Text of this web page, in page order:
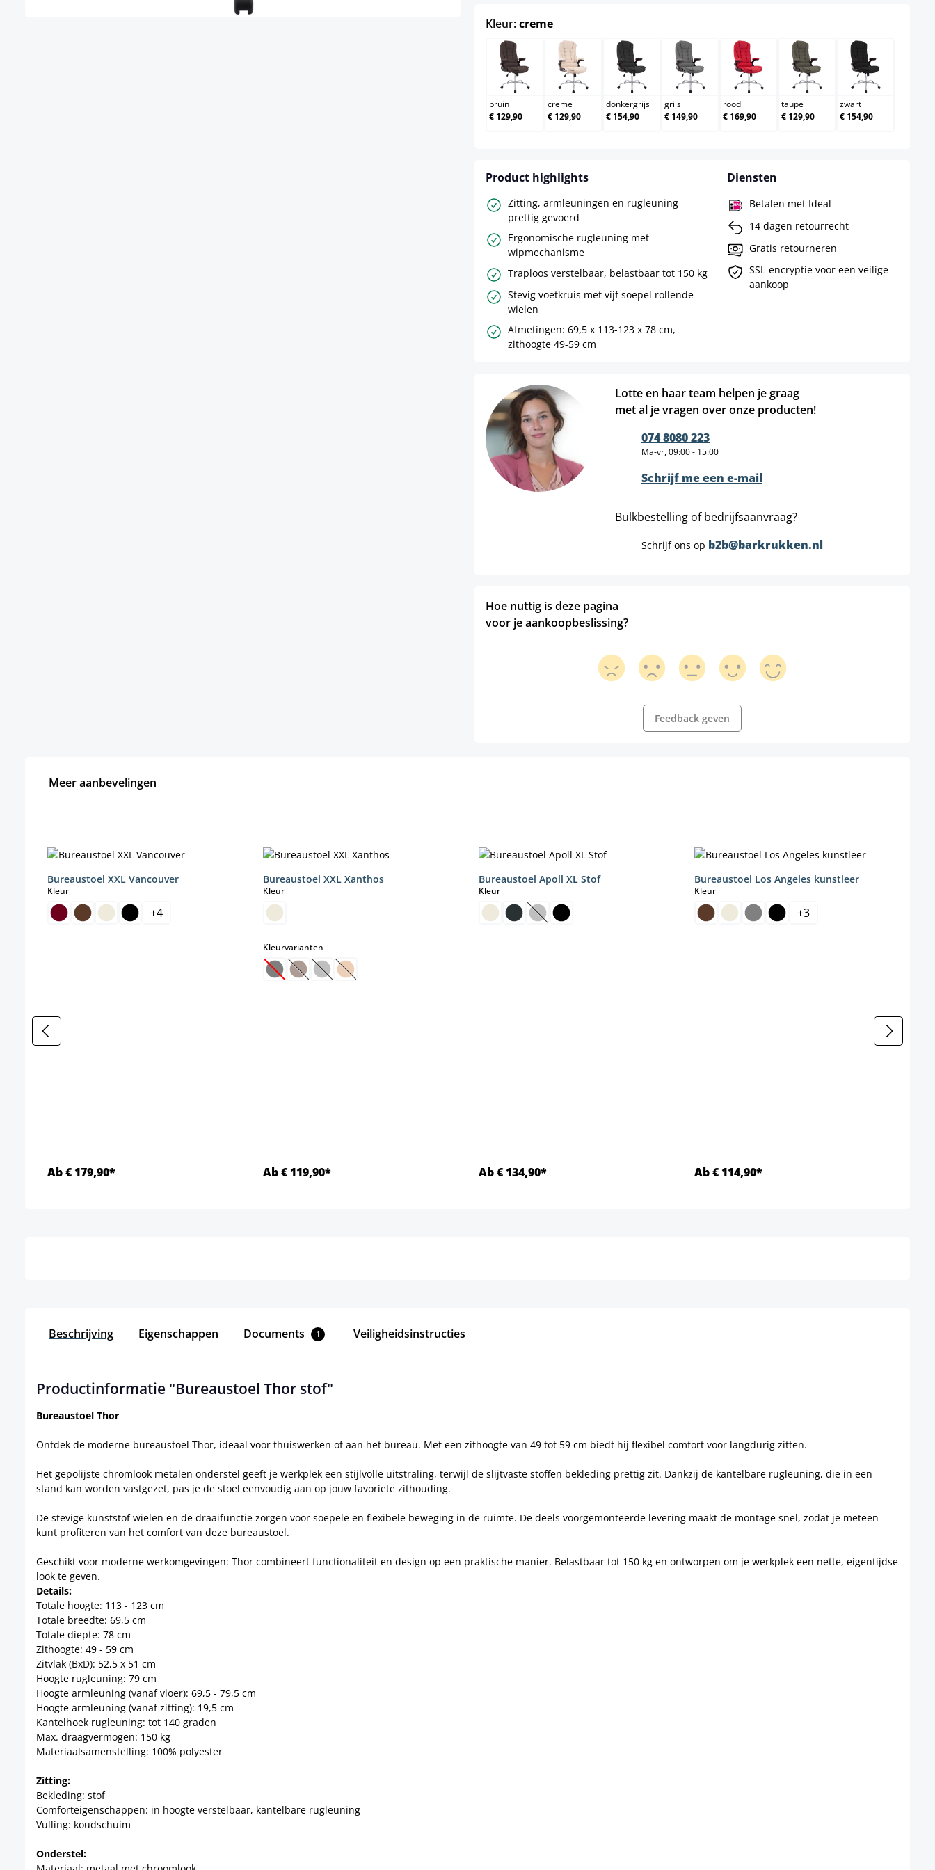
Kleur:cremeselect
bruin
bruin
€ 129,90
creme
creme
€ 129,90
donkergrijs
donkergrijs
€ 154,90
grijs
grijs
€ 149,90
rood
rood
€ 169,90
taupe
taupe
€ 129,90
zwart
zwart
€ 154,90
Product highlights
Zitting, armleuningen en rugleuning
prettig gevoerd
Ergonomische rugleuning met
wipmechanisme
Traploos verstelbaar, belastbaar tot 150 kg
Stevig voetkruis met vijf soepel rollende
wielen
Afmetingen: 69,5 x 113-123 x 78 cm,
zithoogte 49-59 cm
Diensten
Betalen met Ideal
14 dagen retourrecht
Gratis retourneren
SSL-encryptie voor een veilige
aankoop
Lotte en haar team helpen je graag
met al je vragen over onze producten!
074 8080 223
Ma-vr, 09:00 - 15:00
Schrijf me een e-mail
Bulkbestelling of bedrijfsaanvraag?
Schrijf ons op b2b@barkrukken.nl
Hoe nuttig is deze pagina
voor je aankoopbeslissing?
Feedback geven
Meer aanbevelingen
Bureaustoel XXL Vancouver
Kleurselect
+4
Ab € 179,90*
Bureaustoel XXL Xanthos
Kleurselect
Kleurvarianten
(Deze optie is momenteel niet beschikbaar.)
(Deze optie is momenteel niet beschikbaar.)
(Deze optie is momenteel niet beschikbaar.)
(Deze optie is momenteel niet beschikbaar.)
Ab € 119,90*
Bureaustoel Apoll XL Stof
Kleurselect
(Deze optie is momenteel niet beschikbaar.)
Ab € 134,90*
Bureaustoel Los Angeles kunstleer
Kleurselect
+3
Ab € 114,90*
Beschrijving Eigenschappen Documents 1 Veiligheidsinstructies
Productinformatie "Bureaustoel Thor stof"
Bureaustoel Thor
Ontdek de moderne bureaustoel Thor, ideaal voor thuiswerken of aan het bureau. Met een zithoogte van 49 tot 59 cm biedt hij flexibel comfort voor langdurig zitten.
Het gepolijste chromlook metalen onderstel geeft je werkplek een stijlvolle uitstraling, terwijl de slijtvaste stoffen bekleding prettig zit. Dankzij de kantelbare rugleuning, die in een
stand kan worden vastgezet, pas je de stoel eenvoudig aan op jouw favoriete zithouding.
De stevige kunststof wielen en de draaifunctie zorgen voor soepele en flexibele beweging in de ruimte. De deels voorgemonteerde levering maakt de montage snel, zodat je meteen
kunt profiteren van het comfort van deze bureaustoel.
Geschikt voor moderne werkomgevingen: Thor combineert functionaliteit en design op een praktische manier. Belastbaar tot 150 kg en ontworpen om je werkplek een nette, eigentijdse
look te geven.
Details:
Totale hoogte: 113 - 123 cm
Totale breedte: 69,5 cm
Totale diepte: 78 cm
Zithoogte: 49 - 59 cm
Zitvlak (BxD): 52,5 x 51 cm
Hoogte rugleuning: 79 cm
Hoogte armleuning (vanaf vloer): 69,5 - 79,5 cm
Hoogte armleuning (vanaf zitting): 19,5 cm
Kantelhoek rugleuning: tot 140 graden
Max. draagvermogen: 150 kg
Materiaalsamenstelling: 100% polyester
Zitting:
Bekleding: stof
Comforteigenschappen: in hoogte verstelbaar, kantelbare rugleuning
Vulling: koudschuim
Onderstel: